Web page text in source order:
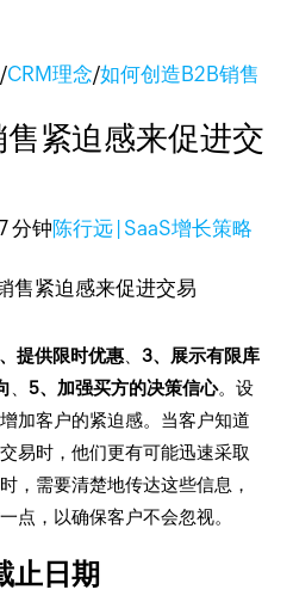
/CRM理念/如何创造B2B销售
紧迫感来促进交
分钟陈行远 | SaaS增长策略
提供限时优惠 、3、展示有限库
、5、加强买方的决策信心。设
加客户的紧迫感。当客户知道
易时，他们更有可能迅速采取
，需要清楚地传达这些信息，
点，以确保客户不会忽视。
止日期